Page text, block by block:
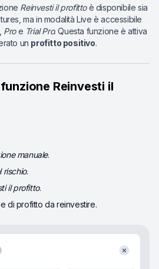
Reinvesti il profittoè disponibile sia
ma in modalità Live è accessibile
Proe Trial Pro. Questa funzione è attiva
un profitto positivo.
Reinvesti il
manuale.
rischio.
il profitto.
di profitto da reinvestire.